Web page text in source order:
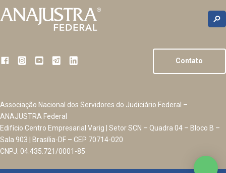
Contato
Associação Nacional dos Servidores do Judiciário Federal –
ANAJUSTRA Federal
Edifício Centro Empresarial Varig | Setor SCN – Quadra 04 – Bloco B –
Sala 903 | Brasília-DF – CEP 70714-020
CNPJ: 04.435.721/0001-85